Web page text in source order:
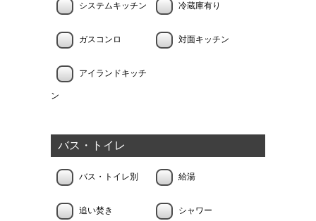
システムキッチン 冷蔵庫有り
ガスコンロ 対面キッチン
アイランドキッチ
ン
バス・トイレ
バス・トイレ別 給湯
追い焚き シャワー